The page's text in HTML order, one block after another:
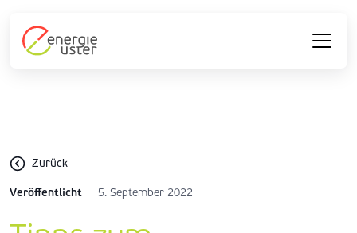
Zurück
Veröffentlicht 5. September 2022